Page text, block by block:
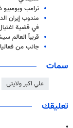
ترامب وبومبيو
مندوب إيران
في قضية
قريباً العالم
جانب من
سمات
علي اكبر ولايتي
تعليقك